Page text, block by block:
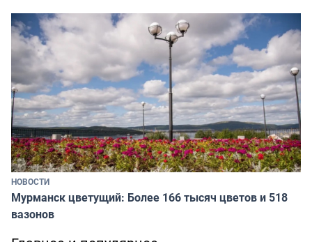
НОВОСТИ
Мурманск цветущий: Более 166 тысяч цветов и 518
вазонов